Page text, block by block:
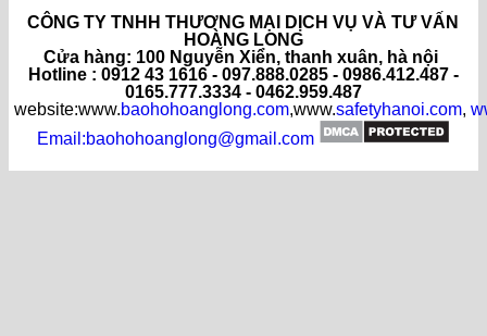
CÔNG TY TNHH THƯƠNG MẠI DỊCH VỤ VÀ TƯ VẤN
HOÀNG LONG
Cửa hàng: 100 Nguyễn Xiển, thanh xuân, hà nội
Hotline : 0912 43 1616 - 097.888.0285 - 0986.412.487 -
0165.777.3334 - 0462.959.487
website:www.baohohoanglong.com,www.safetyhanoi.com,
Email:baohohoanglong@gmail.com